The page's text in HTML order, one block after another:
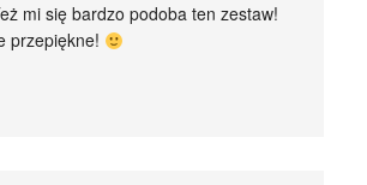
mi się bardzo podoba ten zestaw!
przepiękne!